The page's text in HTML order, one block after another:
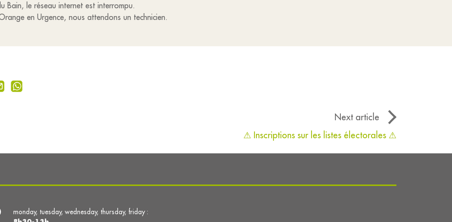
Bain, le réseau internet est interrompu.
en Urgence, nous attendons un technicien.
Next article
⚠ Inscriptions sur les listes électorales ⚠
monday, tuesday, wednesday, thursday, friday :